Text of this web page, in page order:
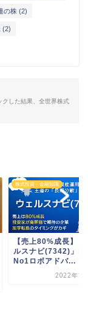
の株 (2)
(2)
クした結果、全世界株式
株式投資・金融知識
【大型成長株】「ソ
グループ(6758)」は
トウェア、ハード...
2022年5